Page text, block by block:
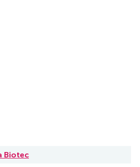
Biotec